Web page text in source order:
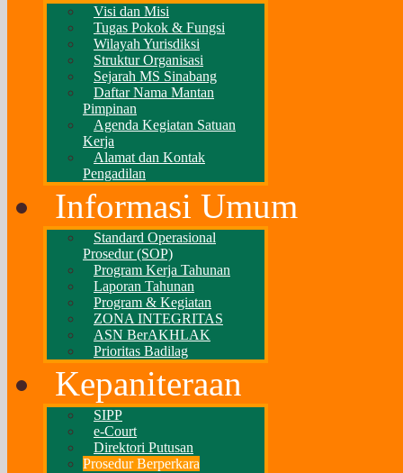
Visi dan Misi
Tugas Pokok & Fungsi
Wilayah Yurisdiksi
Struktur Organisasi
Sejarah MS Sinabang
Daftar Nama Mantan
Pimpinan
Agenda Kegiatan Satuan
Kerja
Alamat dan Kontak
Pengadilan
Informasi Umum
Standard Operasional
Prosedur (SOP)
Program Kerja Tahunan
Laporan Tahunan
Program & Kegiatan
ZONA INTEGRITAS
ASN BerAKHLAK
Prioritas Badilag
Kepaniteraan
SIPP
e-Court
Direktori Putusan
Prosedur Berperkara